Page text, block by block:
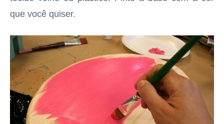
que você quiser.